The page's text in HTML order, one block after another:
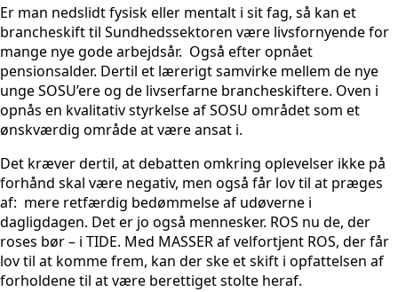
Er man nedslidt fysisk eller mentalt i sit fag, så kan et
brancheskift til Sundhedssektoren være livsfornyende for
mange nye gode arbejdsår. Også efter opnået
pensionsalder. Dertil et lærerigt samvirke mellem de nye
unge SOSU’ere og de livserfarne brancheskiftere. Oven i
opnås en kvalitativ styrkelse af SOSU området som et
ønskværdig område at være ansat i.
Det kræver dertil, at debatten omkring oplevelser ikke på
forhånd skal være negativ, men også får lov til at præges
af: mere retfærdig bedømmelse af udøverne i
dagligdagen. Det er jo også mennesker. ROS nu de, der
roses bør – i TIDE. Med MASSER af velfortjent ROS, der får
lov til at komme frem, kan der ske et skift i opfattelsen af
forholdene til at være berettiget stolte heraf.